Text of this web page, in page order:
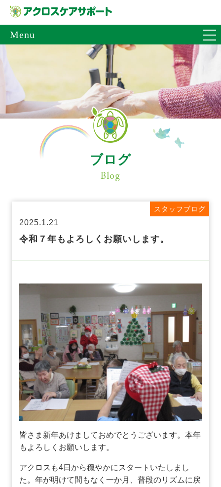
Menu
ブログ
Blog
スタッフブログ
2025.1.21
令和７年もよろしくお願いします。
皆さま新年あけましておめでとうございます。本年
もよろしくお願いします。
アクロスも4日から穏やかにスタートいたしまし
た。年が明けて間もなく一か月、普段のリズムに戻